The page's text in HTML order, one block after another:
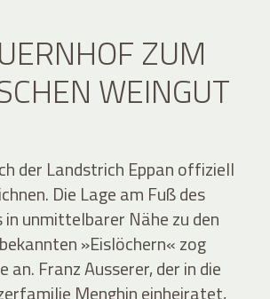
ZUM
WEINGUT
der Landstrich Eppan offiziell
Die Lage am Fuß des
in unmittelbarer Nähe zu den
»Eislöchern« zog
an. Franz Ausserer, der in die
Menghin einheiratet,